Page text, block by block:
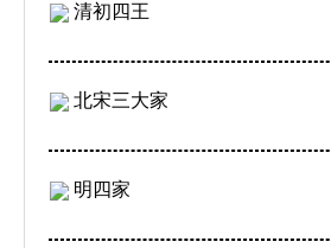
清初四王
北宋三大家
明四家